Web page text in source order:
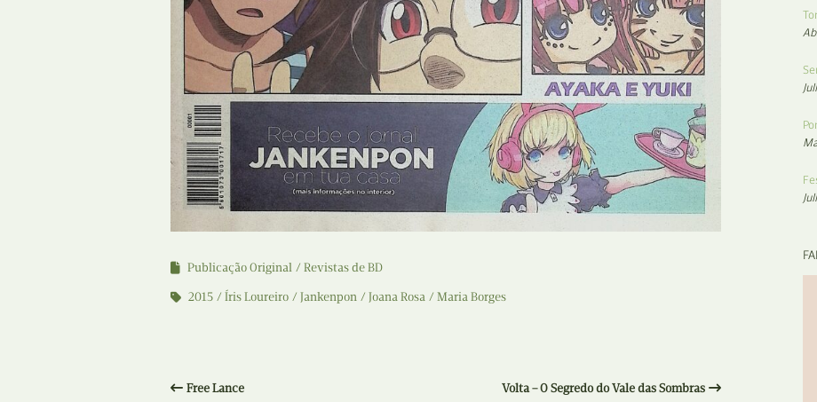
Internacional
Estudos
Óbitos
Para BD
Publicação Original
Prémios
Publicação Original
Revistas de BD
2015
Íris Loureiro Jankenpon Joana Rosa Maria Borges
Free Lance Volta – O Segredo do Vale das Sombras